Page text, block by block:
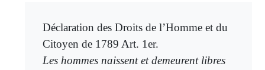
Déclaration des Droits de l’Homme et du
Citoyen de 1789 Art. 1er.
Les hommes naissent et demeurent libres